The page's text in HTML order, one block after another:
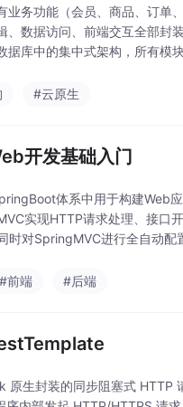
业务功能（会员、商品、订单
、数据访问、前端交互全部封
据库中的集中式架构，所有模
经典定义：将单一应用拆分为一
#云原生
开发基础入门
体系中用于构建Web
实现HTTP请求处理、接口
时对SpringMVC进行全自动配
适配常规Web项目开发需求：
#前端 #后端
原生封装的同步阻塞式 HTTP